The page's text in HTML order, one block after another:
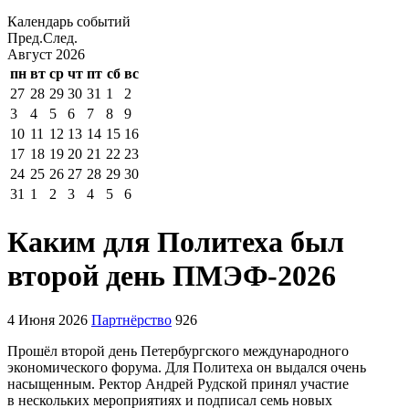
Календарь событий
Пред.След.
Август 2026
пн вт ср чт пт сб вс
27 28 29 30 31 1
2
3
4 5 6 7 8
9
10 11 12 13 14 15 16
17 18 19 20 21 22 23
24 25 26 27 28 29 30
31 1 2 3 4 5 6
Каким для Политеха был
второй день ПМЭФ-2026
4 Июня 2026 Партнёрство 926
Прошёл второй день Петербургского международного
экономического форума. Для Политеха он выдался очень
насыщенным. Ректор Андрей Рудской принял участие
в нескольких мероприятиях и подписал семь новых